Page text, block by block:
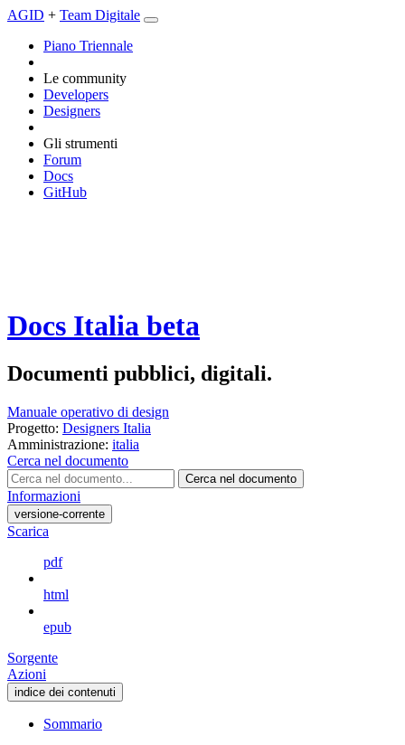
AGID + Team Digitale
Piano Triennale
Le community
Developers
Designers
Gli strumenti
Forum
Docs
GitHub
Docs Italia beta
Documenti pubblici, digitali.
Manuale operativo di design
Progetto: Designers Italia
Amministrazione: italia
Cerca nel documento
Cerca nel documento
Informazioni
versione-corrente
Scarica
pdf
html
epub
Sorgente
Azioni
indice dei contenuti
Sommario